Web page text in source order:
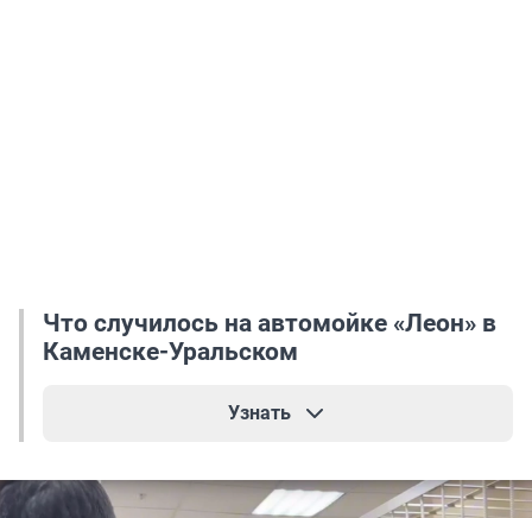
Что случилось на автомойке «Леон» в
Каменске-Уральском
Узнать
Эта история стала известна всей стране 21
февраля после публикации на портале E1.RU, но